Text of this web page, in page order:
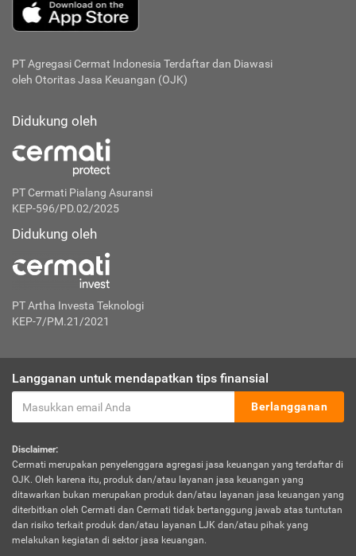
PT Agregasi Cermat Indonesia Terdaftar dan Diawasi
oleh Otoritas Jasa Keuangan (OJK)
Didukung oleh
PT Cermati Pialang Asuransi
KEP-596/PD.02/2025
Didukung oleh
PT Artha Investa Teknologi
KEP-7/PM.21/2021
Langganan untuk mendapatkan tips finansial
Berlangganan
Disclaimer:
Cermati merupakan penyelenggara agregasi jasa keuangan yang terdaftar di
OJK. Oleh karena itu, produk dan/atau layanan jasa keuangan yang
ditawarkan bukan merupakan produk dan/atau layanan jasa keuangan yang
diterbitkan oleh Cermati dan Cermati tidak bertanggung jawab atas tuntutan
dan risiko terkait produk dan/atau layanan LJK dan/atau pihak yang
melakukan kegiatan di sektor jasa keuangan.